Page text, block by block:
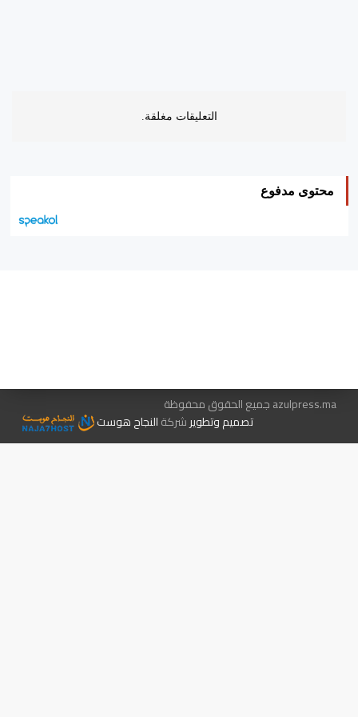
التعليقات مغلقة.
محتوى مدفوع
azulpress.ma جميع الحقوق محفوظة
تصميم وتطويرشركةالنجاح هوست